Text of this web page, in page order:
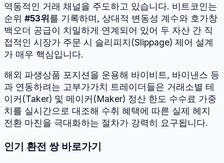
역동적인 거래 채널을 주도하고 있습니다. 비트코인는
순위 #53위를 기록하며, 상대적 변동성 계수와 호가창
백오더 공급이 치밀하게 연계되어 있어 두 자산 간 직
접적인 시장가 주문 시 슬리피지(Slippage) 제어 설계
가 매우 핵심입니다.
해외 파생상품 포지션을 운용해 바이비트, 바이낸스 등
과 연동하려는 고부가가치 트레이더들은 거래소별 테
이커(Taker) 및 메이커(Maker) 정산 한도 수수료 가중
치를 실시간으로 대조해 수취 혜택에 따른 실제 헤지
전환 마진을 극대화하는 절차가 강력히 요구됩니다.
인기 환전 쌍 바로가기